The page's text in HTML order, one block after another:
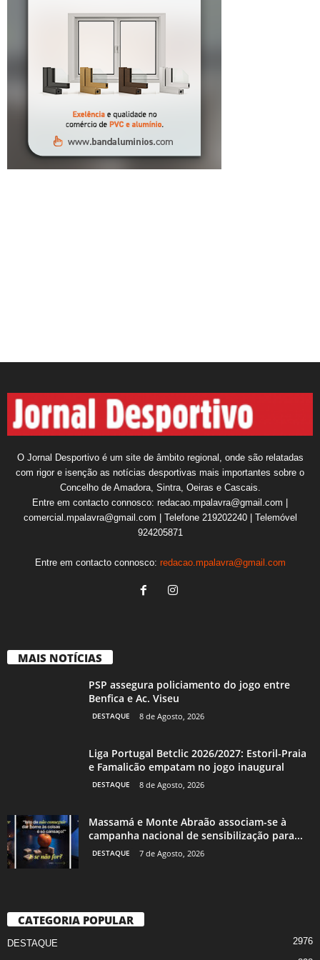
O Jornal Desportivo é um site de âmbito regional, onde são relatadas
com rigor e isenção as notícias desportivas mais importantes sobre o
Concelho de Amadora, Sintra, Oeiras e Cascais.
Entre em contacto connosco: redacao.mpalavra@gmail.com |
comercial.mpalavra@gmail.com | Telefone 219202240 | Telemóvel
924205871
Entre em contacto connosco: redacao.mpalavra@gmail.com
MAIS NOTÍCIAS
PSP assegura policiamento do jogo entre
Benfica e Ac. Viseu
DESTAQUE 8 de Agosto, 2026
Liga Portugal Betclic 2026/2027: Estoril-Praia
e Famalicão empatam no jogo inaugural
DESTAQUE 8 de Agosto, 2026
Massamá e Monte Abraão associam-se à
campanha nacional de sensibilização para...
DESTAQUE 7 de Agosto, 2026
CATEGORIA POPULAR
DESTAQUE 2976